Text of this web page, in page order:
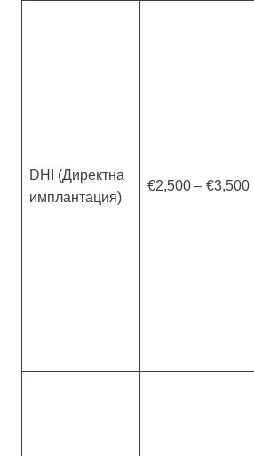
DHI (Директна
имплантация)
€2,500 – €3,500